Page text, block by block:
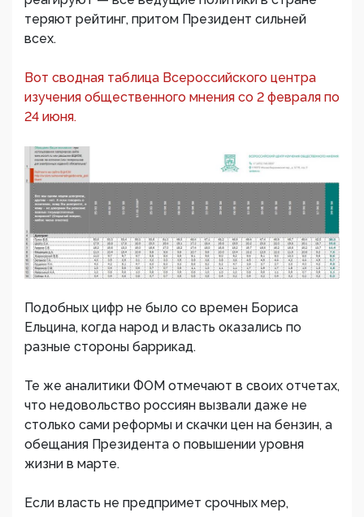
теряют рейтинг, притом Президент сильней
всех.
Вот сводная таблица Всероссийского центра
изучения общественного мнения со 2 февраля по
24 июня.
Подобных цифр не было со времен Бориса
Ельцина, когда народ и власть оказались по
разные стороны баррикад.
Те же аналитики ФОМ отмечают в своих отчетах,
что недовольство россиян вызвали даже не
столько сами реформы и скачки цен на бензин, а
обещания Президента о повышении уровня
жизни в марте.
Если власть не предпримет срочных мер,